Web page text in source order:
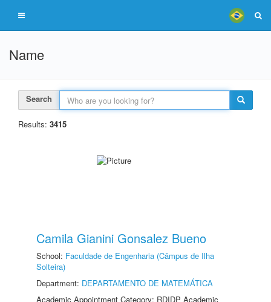
Name
Search
Results: 3415
Camila Gianini Gonsalez Bueno
School: Faculdade de Engenharia (Câmpus de Ilha
Solteira)
Department: DEPARTAMENTO DE MATEMÁTICA
Academic Appointment Category: RDIDP Academic